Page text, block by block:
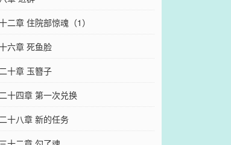
二章 住院部惊魂（1）
六章 死鱼脸
十章 玉簪子
十四章 第一次兑换
十八章 新的任务